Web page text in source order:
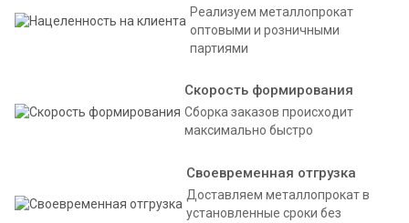
Реализуем металлопрокат
оптовыми и розничными
партиями
Скорость формирования
Сборка заказов происходит
максимально быстро
Своевременная отгрузка
Доставляем металлопрокат в
установленные сроки без